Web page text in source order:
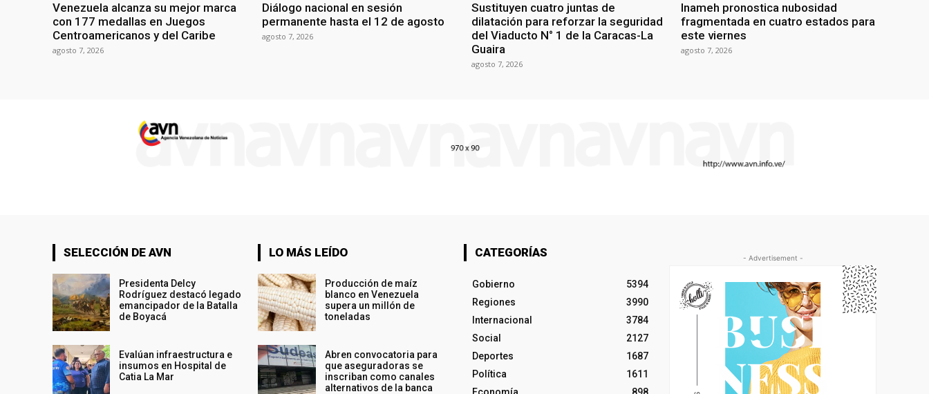
Venezuela alcanza su mejor marca
con 177 medallas en Juegos
Centroamericanos y del Caribe
agosto 7, 2026
Diálogo nacional en sesión
permanente hasta el 12 de agosto
agosto 7, 2026
Sustituyen cuatro juntas de
dilatación para reforzar la seguridad
del Viaducto N° 1 de la Caracas-La
Guaira
agosto 7, 2026
Inameh pronostica nubosidad
fragmentada en cuatro estados para
este viernes
agosto 7, 2026
SELECCIÓN DE AVN
Presidenta Delcy
Rodríguez destacó legado
emancipador de la Batalla
de Boyacá
Evalúan infraestructura e
insumos en Hospital de
Catia La Mar
LO MÁS LEÍDO
Producción de maíz
blanco en Venezuela
supera un millón de
toneladas
Abren convocatoria para
que aseguradoras se
inscriban como canales
alternativos de la banca
CATEGORÍAS
Gobierno
5394
Regiones
3990
Internacional
3784
Social
2127
Deportes
1687
Política
1611
- Advertisement -